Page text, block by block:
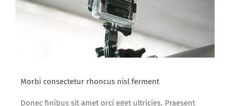
Morbi consectetur rhoncus nisl ferment
Donec finibus sit amet orci eget ultricies. Praesent